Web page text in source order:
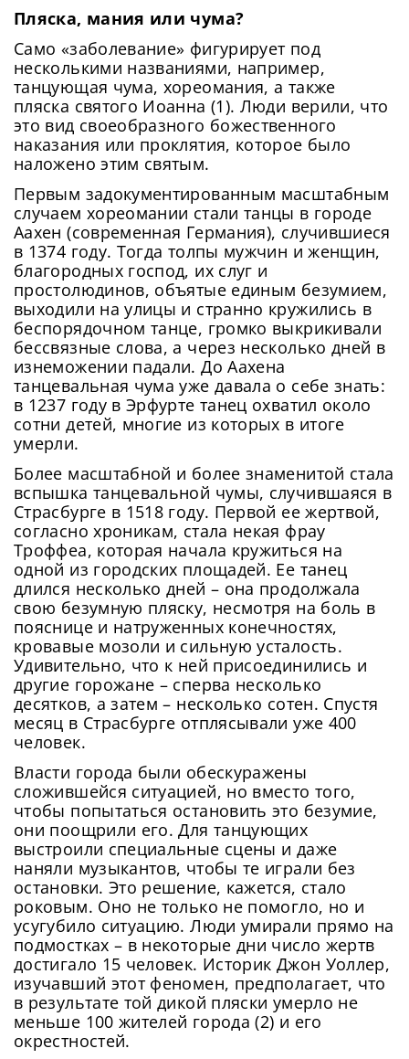
Пляска, мания или чума?
Само «заболевание» фигурирует под
несколькими названиями, например,
танцующая чума, хореомания, а также
пляска святого Иоанна (1). Люди верили, что
это вид своеобразного божественного
наказания или проклятия, которое было
наложено этим святым.
Первым задокументированным масштабным
случаем хореомании стали танцы в городе
Аахен (современная Германия), случившиеся
в 1374 году. Тогда толпы мужчин и женщин,
благородных господ, их слуг и
простолюдинов, объятые единым безумием,
выходили на улицы и странно кружились в
беспорядочном танце, громко выкрикивали
бессвязные слова, а через несколько дней в
изнеможении падали. До Аахена
танцевальная чума уже давала о себе знать:
в 1237 году в Эрфурте танец охватил около
сотни детей, многие из которых в итоге
умерли.
Более масштабной и более знаменитой стала
вспышка танцевальной чумы, случившаяся в
Страсбурге в 1518 году. Первой ее жертвой,
согласно хроникам, стала некая фрау
Троффеа, которая начала кружиться на
одной из городских площадей. Ее танец
длился несколько дней – она продолжала
свою безумную пляску, несмотря на боль в
пояснице и натруженных конечностях,
кровавые мозоли и сильную усталость.
Удивительно, что к ней присоединились и
другие горожане – сперва несколько
десятков, а затем – несколько сотен. Спустя
месяц в Страсбурге отплясывали уже 400
человек.
Власти города были обескуражены
сложившейся ситуацией, но вместо того,
чтобы попытаться остановить это безумие,
они поощрили его. Для танцующих
выстроили специальные сцены и даже
наняли музыкантов, чтобы те играли без
остановки. Это решение, кажется, стало
роковым. Оно не только не помогло, но и
усугубило ситуацию. Люди умирали прямо на
подмостках – в некоторые дни число жертв
достигало 15 человек. Историк Джон Уоллер,
изучавший этот феномен, предполагает, что
в результате той дикой пляски умерло не
меньше 100 жителей города (2) и его
окрестностей.